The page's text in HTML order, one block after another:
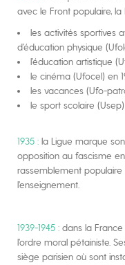
avec le Front populaire,
les activités sportives
d’éducation physique
l’éducation artistique
le cinéma (Ufocel) en
les vacances (Ufo-
le sport scolaire (Usep)
1935 : la Ligue marque
opposition au fascisme
rassemblement
l’enseignement.
1939-1945 : dans la
l’ordre moral pétainiste.
siège parisien où sont